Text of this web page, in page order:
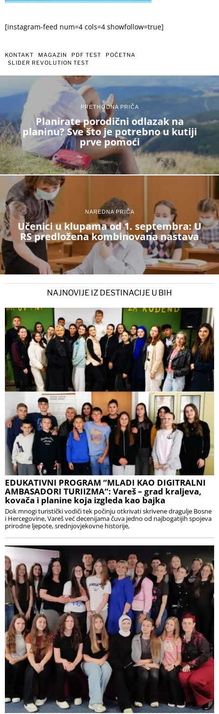
[instagram-feed num=4 cols=4 showfollow=true]
KONTAKT MAGAZIN PDF TEST
POČETNA
SLIDER REVOLUTION TEST
PRETHODNA PRIČA
Planirate porodični odlazak na
planinu? Sve što je potrebno u kutiji
prve pomoći
NAREDNA PRIČA
Učenici u klupama od 1. septembra: U
RS predložena kombinovana nastava
NAJNOVIJE IZ DESTINACIJE U BIH
EDUKATIVNI PROGRAM “MLADI KAO DIGITRALNI
AMBASADORI TURIIZMA“: Vareš – grad kraljeva,
kovača i planine koja izgleda kao bajka
Dok mnogi turistički vodiči tek počinju otkrivati skrivene dragulje Bosne
i Hercegovine, Vareš već decenijama čuva jedno od najbogatijih spojeva
prirodne ljepote, srednjovjekovne historije,